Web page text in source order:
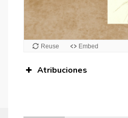
Atribuciones